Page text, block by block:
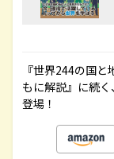
『世界244の国
もに解説』に続
登場！